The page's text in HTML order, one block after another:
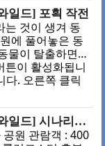
일드] 포획 작전
는 것이 생겨 동
에 풀어놓은 동
물이 탈출하면
튼이 활성화됩니
다. 오른쪽 클릭
클릭을 하여
마취총을 발사
는 방향에 따라
니다. 명중! 명
[롤러코스터 타이쿤 3 와일드] 시나리오 03 - 이집트 모래춤
원 관람객 : 400